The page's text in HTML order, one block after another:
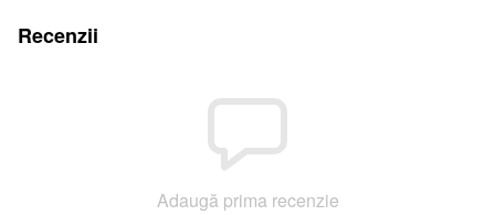
Recenzii
Adaugă prima recenzie